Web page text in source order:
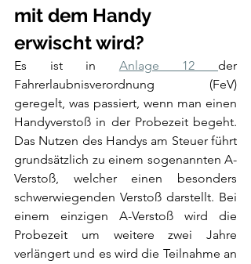
mit dem Handy
erwischt wird?
Es ist in Anlage 12 der
Fahrerlaubnisverordnung (FeV)
geregelt, was passiert, wenn man einen
Handyverstoß in der Probezeit begeht.
Das Nutzen des Handys am Steuer führt
grundsätzlich zu einem sogenannten A-
Verstoß, welcher einen besonders
schwerwiegenden Verstoß darstellt. Bei
einem einzigen A-Verstoß wird die
Probezeit um weitere zwei Jahre
verlängert und es wird die Teilnahme an